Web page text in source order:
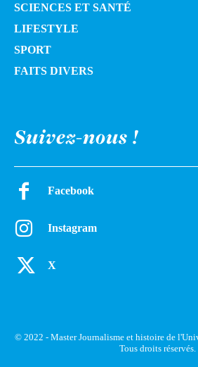
SCIENCES ET SANTÉ
LIFESTYLE
SPORT
FAITS DIVERS
Suivez-nous !
Facebook
Instagram
X
© 2022 - Master Journalisme et histoire de
Tous droits réservés.